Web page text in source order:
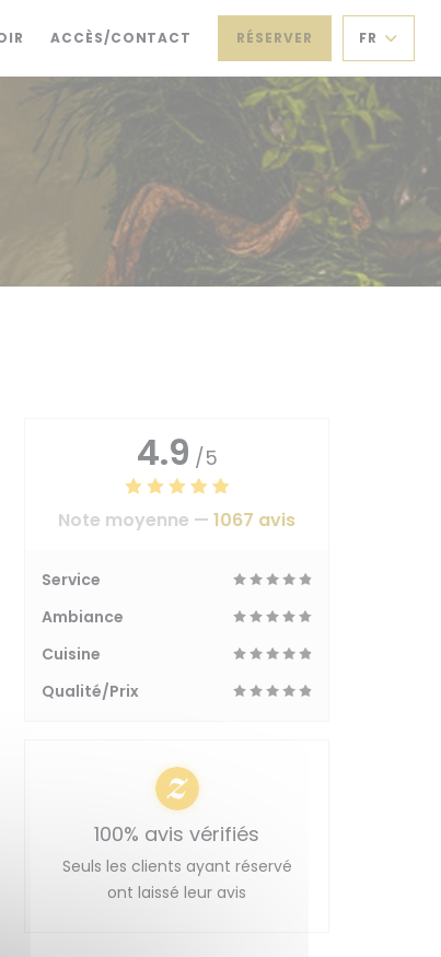
FENÊTRE))
((OUVRE UNE NOUVELLE FENÊTRE))
ACCÈS/CONTACT RÉSERVER FR
4.9 /5
Note moyenne — 1067 avis
Service
Ambiance
Cuisine
Qualité/Prix
100% avis vérifiés
Seuls les clients ayant réservé
ont laissé leur avis